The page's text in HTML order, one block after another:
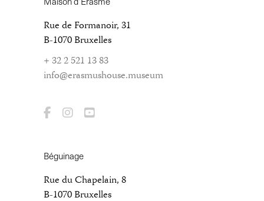
Rue de Formanoir, 31
B-1070 Bruxelles
+ 32 2 521 13 83
info@erasmushouse.museum
Béguinage
Rue du Chapelain, 8
B-1070 Bruxelles